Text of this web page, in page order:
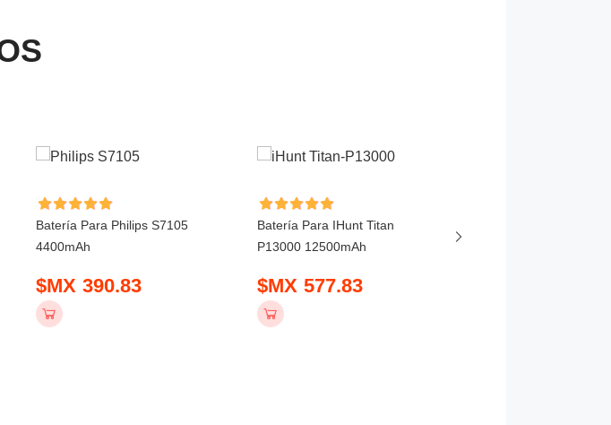
Batería Para Philips S7105
4400mAh
$MX 390.83
Batería Para IHunt Titan
P13000 12500mAh
$MX 577.83